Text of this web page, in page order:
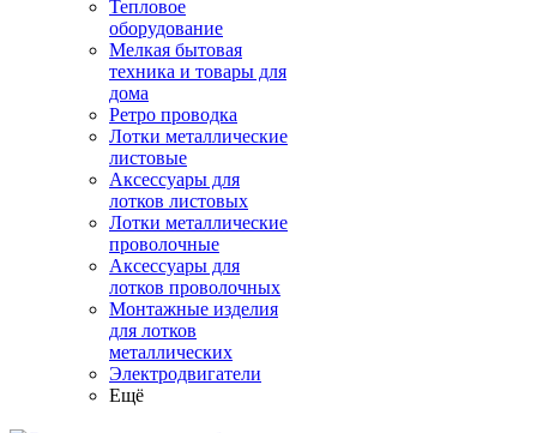
Тепловое
оборудование
Мелкая бытовая
техника и товары для
дома
Ретро проводка
Лотки металлические
листовые
Аксессуары для
лотков листовых
Лотки металлические
проволочные
Аксессуары для
лотков проволочных
Монтажные изделия
для лотков
металлических
Электродвигатели
Ещё